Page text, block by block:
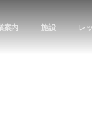
案内 施設 レ